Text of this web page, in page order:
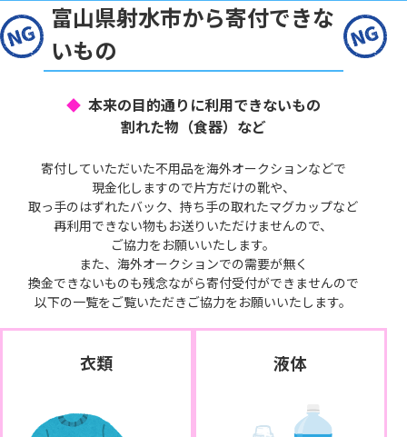
富山県射水市から寄付できな
いもの
本来の目的通りに利用できないもの
割れた物（食器）など
寄付していただいた不用品を海外オークションなどで
現金化しますので片方だけの靴や、
取っ手のはずれたバック、持ち手の取れたマグカップなど
再利用できない物もお送りいただけませんので、
ご協力をお願いいたします。
また、海外オークションでの需要が無く
換金できないものも残念ながら寄付受付ができませんので
以下の一覧をご覧いただきご協力をお願いいたします。
衣類 液体